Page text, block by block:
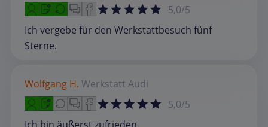
5,0/5
Ich vergebe für den Werkstattbesuch fünf
Sterne.
Wolfgang H. Werkstatt Audi
5,0/5